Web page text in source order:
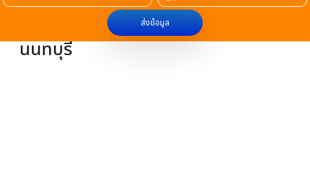
ส่งข้อมูล
ขายฝากบ้านเดี่ยวโครงการ โฮมเพลส
นนทบุรี